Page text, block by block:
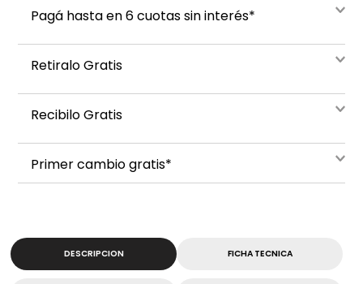
Pagá hasta en 6 cuotas sin interés*
Retiralo Gratis
Recibilo Gratis
Primer cambio gratis*
DESCRIPCION FICHA TECNICA